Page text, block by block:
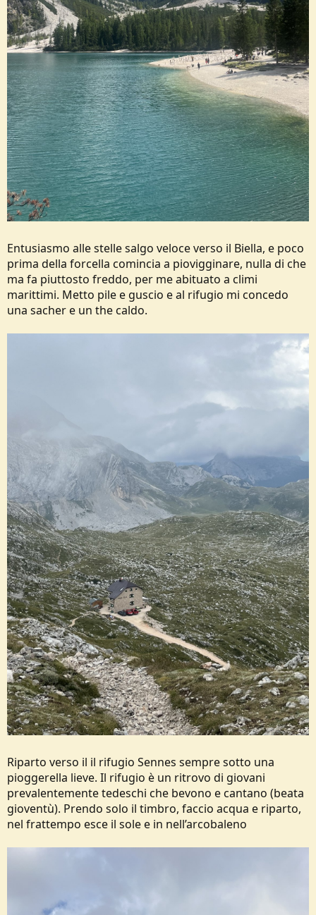
Entusiasmo alle stelle salgo veloce verso il Biella, e poco
prima della forcella comincia a piovigginare, nulla di che
ma fa piuttosto freddo, per me abituato a climi
marittimi. Metto pile e guscio e al rifugio mi concedo
una sacher e un the caldo.
Riparto verso il il rifugio Sennes sempre sotto una
pioggerella lieve. Il rifugio è un ritrovo di giovani
prevalentemente tedeschi che bevono e cantano (beata
gioventù). Prendo solo il timbro, faccio acqua e riparto,
nel frattempo esce il sole e in nell’arcobaleno